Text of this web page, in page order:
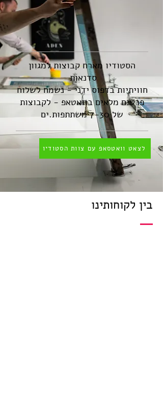
הסטודיו מארח קבוצות למגוון
סדנאות
חוויתיות בדפוס ידני - נשמח לשלוח
פרטים מלאים בוואטאפ - לקבוצות
של 7-30 משתתפות.ים
לצאט וואטסאפ עם צוות הסטודיו
בין לקוחותינו